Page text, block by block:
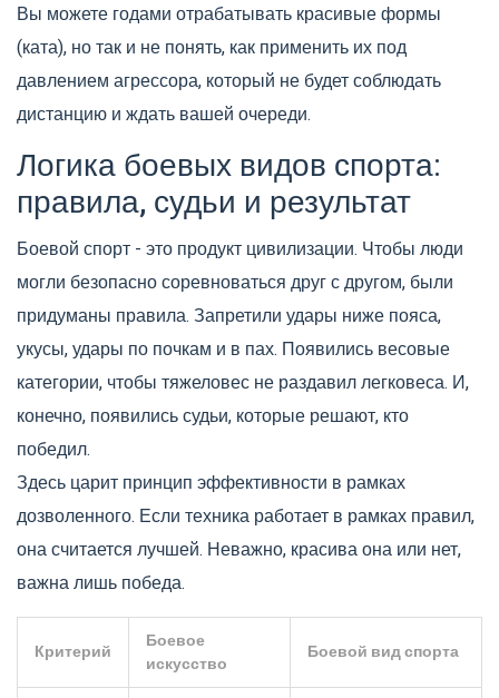
Вы можете годами отрабатывать красивые формы
(ката), но так и не понять, как применить их под
давлением агрессора, который не будет соблюдать
дистанцию и ждать вашей очереди.
Логика боевых видов спорта:
правила, судьи и результат
Боевой спорт - это продукт цивилизации. Чтобы люди
могли безопасно соревноваться друг с другом, были
придуманы правила. Запретили удары ниже пояса,
укусы, удары по почкам и в пах. Появились весовые
категории, чтобы тяжеловес не раздавил легковеса. И,
конечно, появились судьи, которые решают, кто
победил.
Здесь царит принцип эффективности в рамках
дозволенного. Если техника работает в рамках правил,
она считается лучшей. Неважно, красива она или нет,
важна лишь победа.
Критерий
Боевое
искусство
Боевой вид спорта